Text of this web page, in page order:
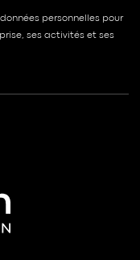
personnelles pour
ses activités et ses